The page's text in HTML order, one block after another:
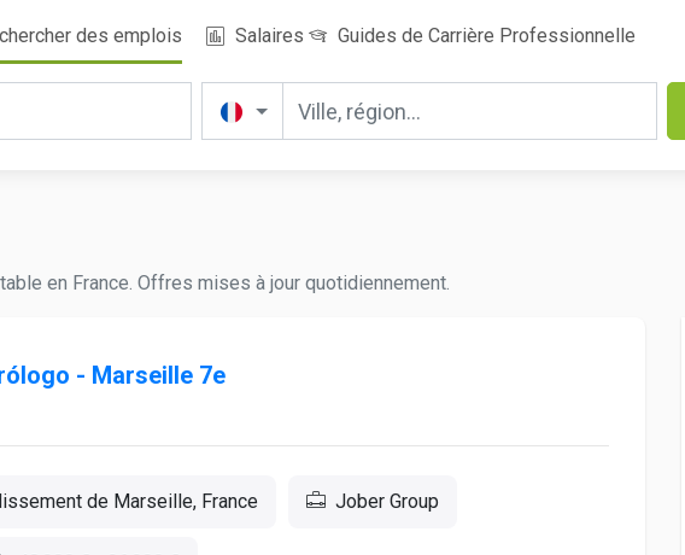
des emplois Salaires Guides de Carrière Professionnelle
en France. Offres mises à jour quotidiennement.
- Marseille 7e
de Marseille, France Jober Group